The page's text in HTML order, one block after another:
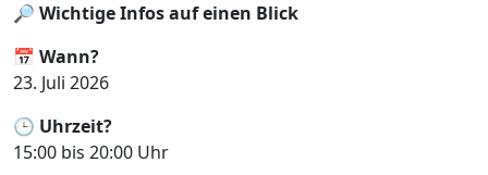
🔎 Wichtige Infos auf einen Blick
📅 Wann?
23. Juli 2026
🕒 Uhrzeit?
15:00 bis 20:00 Uhr